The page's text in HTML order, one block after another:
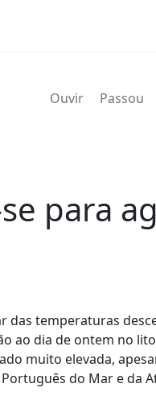
Ouvir Passou
para
das temperaturas
ao dia de ontem no
muito elevada,
do Mar e da